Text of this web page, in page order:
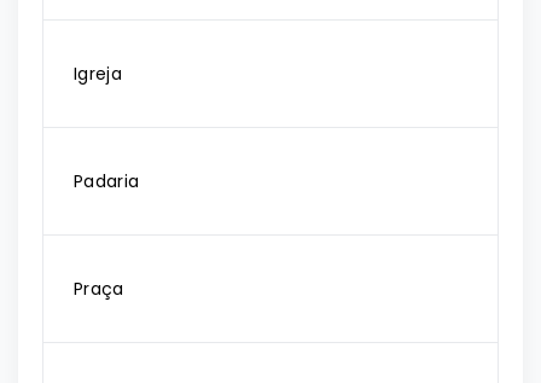
Igreja
Padaria
Praça